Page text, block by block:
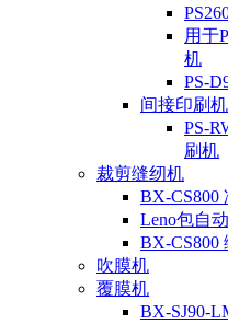
用于
机
PS-
间接印刷机
PS-
刷机
裁剪缝纫机
BX-CS800
Leno包自
BX-CS800
吹膜机
覆膜机
BX-SJ90-